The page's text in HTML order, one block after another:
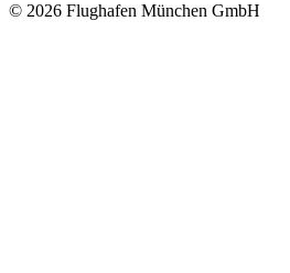
© 2026 Flughafen München GmbH